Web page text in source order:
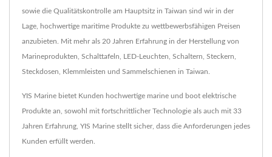
sowie die Qualitätskontrolle am Hauptsitz in Taiwan sind wir in der
Lage, hochwertige maritime Produkte zu wettbewerbsfähigen Preisen
anzubieten. Mit mehr als 20 Jahren Erfahrung in der Herstellung von
Marineprodukten, Schalttafeln, LED-Leuchten, Schaltern, Steckern,
Steckdosen, Klemmleisten und Sammelschienen in Taiwan.
YIS Marine bietet Kunden hochwertige marine und boot elektrische
Produkte an, sowohl mit fortschrittlicher Technologie als auch mit 33
Jahren Erfahrung, YIS Marine stellt sicher, dass die Anforderungen jedes
Kunden erfüllt werden.